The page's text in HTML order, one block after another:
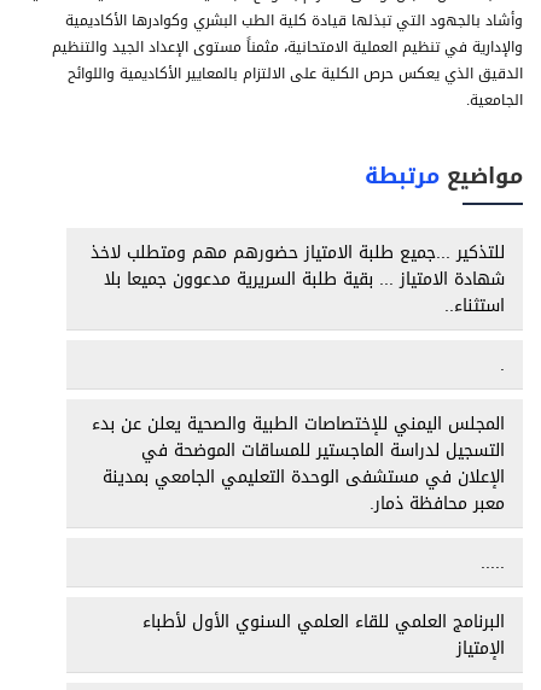
وأشاد بالجهود التي تبذلها قيادة كلية الطب البشري وكوادرها الأكاديمية
والإدارية في تنظيم العملية الامتحانية، مثمناً مستوى الإعداد الجيد والتنظيم
الدقيق الذي يعكس حرص الكلية على الالتزام بالمعايير الأكاديمية واللوائح
الجامعية.
مواضيع مرتبطة
للتذكير ...جميع طلبة الامتياز حضورهم مهم ومتطلب لاخذ
شهادة الامتياز ... بقية طلبة السريرية مدعوون جميعا بلا
استثناء..
.
المجلس اليمني للإختصاصات الطبية والصحية يعلن عن بدء
التسجيل لدراسة الماجستير للمساقات الموضحة في
الإعلان في مستشفى الوحدة التعليمي الجامعي بمدينة
معبر محافظة ذمار.
.....
البرنامج العلمي للقاء العلمي السنوي الأول لأطباء
الإمتياز